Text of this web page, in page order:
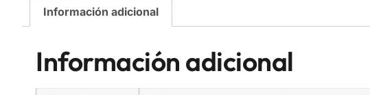
Información adicional
Información adicional